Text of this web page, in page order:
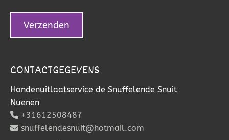
CONTACTGEGEVENS
Hondenuitlaatservice de Snuffelende Snuit
Nuenen
 +31612508487
 snuffelendesnuit@hotmail.com